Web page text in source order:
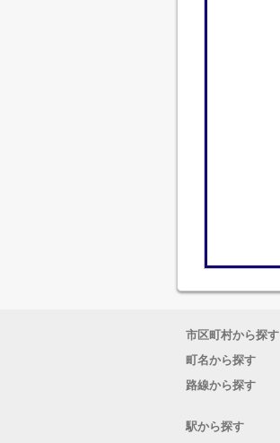
市区町村から探す
町名から探す
路線から探す
駅から探す